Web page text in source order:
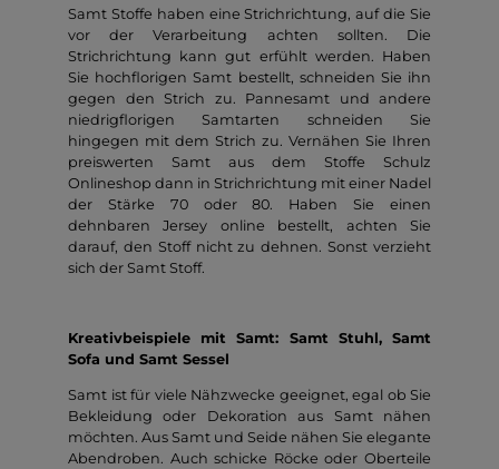
Samt Stoffe haben eine Strichrichtung, auf die Sie
vor der Verarbeitung achten sollten. Die
Strichrichtung kann gut erfühlt werden. Haben
Sie hochflorigen Samt bestellt, schneiden Sie ihn
gegen den Strich zu. Pannesamt und andere
niedrigflorigen Samtarten schneiden Sie
hingegen mit dem Strich zu. Vernähen Sie Ihren
preiswerten Samt aus dem Stoffe Schulz
Onlineshop dann in Strichrichtung mit einer Nadel
der Stärke 70 oder 80. Haben Sie einen
dehnbaren Jersey online bestellt, achten Sie
darauf, den Stoff nicht zu dehnen. Sonst verzieht
sich der Samt Stoff.
Kreativbeispiele mit Samt: Samt Stuhl, Samt
Sofa und Samt Sessel
Samt ist für viele Nähzwecke geeignet, egal ob Sie
Bekleidung oder Dekoration aus Samt nähen
möchten. Aus Samt und Seide nähen Sie elegante
Abendroben. Auch schicke Röcke oder Oberteile